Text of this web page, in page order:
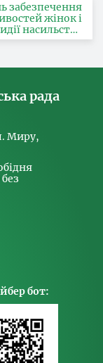
забезпечення
жінок і
насильству
заходів,
рада
Миру,
бот: